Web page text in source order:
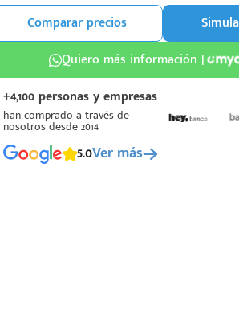
Comparar precios
Quiero más información |
+4,100 personas y empresas
han comprado a través de
nosotros desde 2014
5.0Ver más